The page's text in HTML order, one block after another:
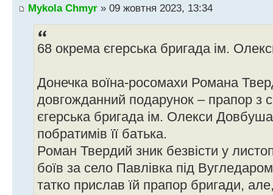
Mykola Chmyr » 09 жовтня 2023, 13:34
68 окрема єгерська бригада ім.
Донечка воїна-росомахи Романа
довгожданний подарунок – прапор з
єгерська бригада ім. Олекси
побратимів її батька.
Роман Твердий зник безвісти у
боїв за село Павлівка під
татко прислав їй прапор бригади,